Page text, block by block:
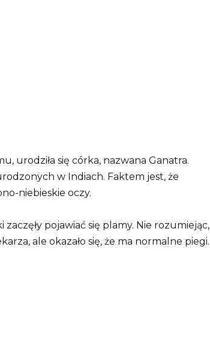
urodziła się córka, nazwana Ganatra.
w Indiach. Faktem jest, że
niebieskie oczy.
pojawiać się plamy. Nie rozumiejąc,
ale okazało się, że ma normalne piegi.